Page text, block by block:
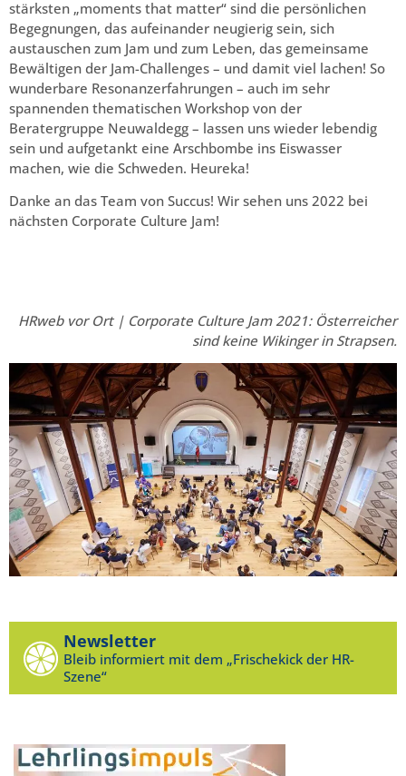
stärksten „moments that matter“ sind die persönlichen
Begegnungen, das aufeinander neugierig sein, sich
austauschen zum Jam und zum Leben, das gemeinsame
Bewältigen der Jam-Challenges – und damit viel lachen! So
wunderbare Resonanzerfahrungen – auch im sehr
spannenden thematischen Workshop von der
Beratergruppe Neuwaldegg – lassen uns wieder lebendig
sein und aufgetankt eine Arschbombe ins Eiswasser
machen, wie die Schweden. Heureka!
Danke an das Team von Succus! Wir sehen uns 2022 bei
nächsten Corporate Culture Jam!
HRweb vor Ort | Corporate Culture Jam 2021: Österreicher
sind keine Wikinger in Strapsen.
Newsletter
Bleib informiert mit dem „Frischekick der HR-
Szene“